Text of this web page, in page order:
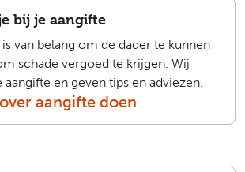
bij je aangifte
van belang om de dader te kunnen
schade vergoed te krijgen. Wij
aangifte en geven tips en adviezen.
aangifte doen